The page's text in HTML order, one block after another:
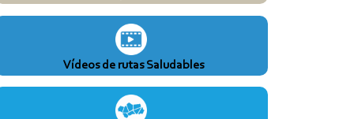
Vídeos de rutas Saludables